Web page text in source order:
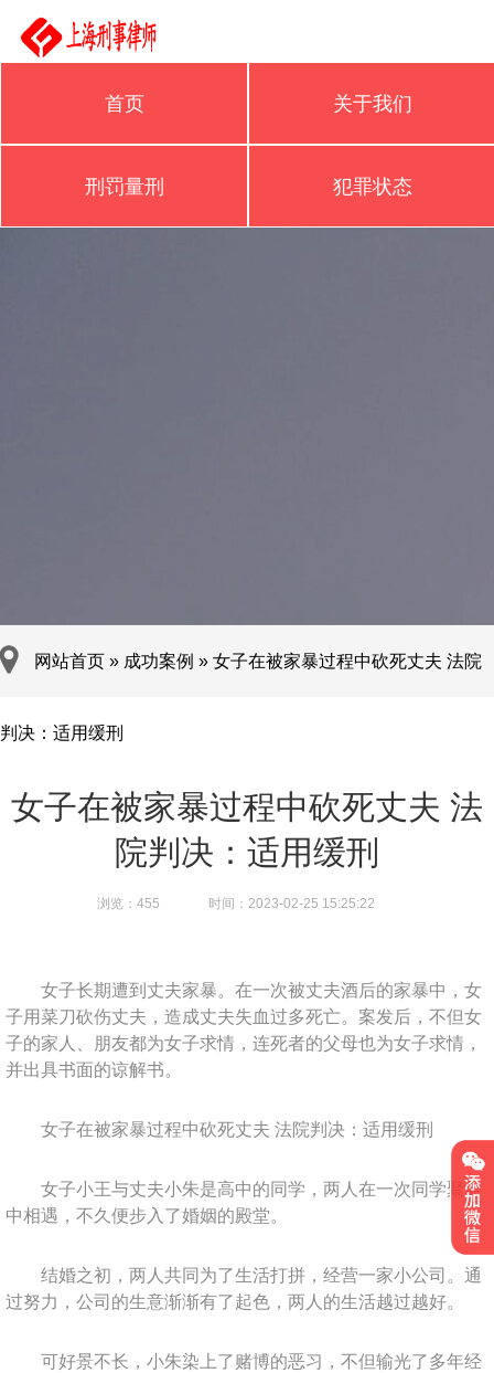
首页 关于我们
刑罚量刑 犯罪状态
网站首页 » 成功案例 » 女子在被家暴过程中砍死丈夫 法院
判决：适用缓刑
女子在被家暴过程中砍死丈夫 法
院判决：适用缓刑
浏览： 455 时间：2023-02-25 15:25:22
女子长期遭到丈夫家暴。在一次被丈夫酒后的家暴中，女
子用菜刀砍伤丈夫，造成丈夫失血过多死亡。案发后，不但女
子的家人、朋友都为女子求情，连死者的父母也为女子求情，
并出具书面的谅解书。
女子在被家暴过程中砍死丈夫 法院判决：适用缓刑
女子小王与丈夫小朱是高中的同学，两人在一次同学聚会
中相遇，不久便步入了婚姻的殿堂。
结婚之初，两人共同为了生活打拼，经营一家小公司。通
过努力，公司的生意渐渐有了起色，两人的生活越过越好。
可好景不长，小朱染上了赌博的恶习，不但输光了多年经